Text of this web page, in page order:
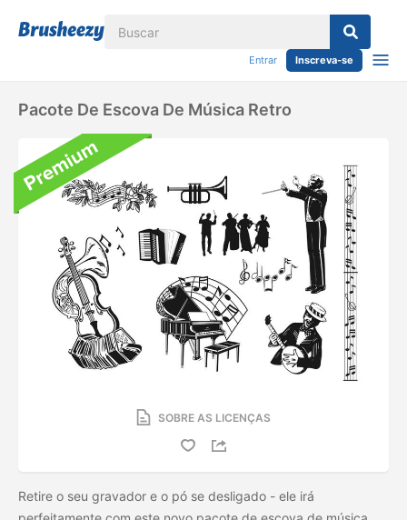
Entrar Inscreva-se
Pacote De Escova De Música Retro
SOBRE AS LICENÇAS
Retire o seu gravador e o pó se desligado - ele irá